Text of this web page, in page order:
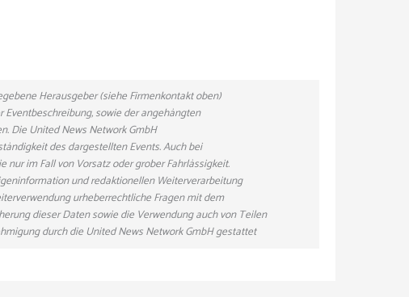
Herausgeber (siehe Firmenkontakt oben)
sowie der angehängten
Die United News Network GmbH
des dargestellten Events. Auch bei
im Fall von Vorsatz oder grober Fahrlässigkeit.
und redaktionellen Weiterverarbeitung
urheberrechtliche Fragen mit dem
dieser Daten sowie die Verwendung auch von Teilen
durch die United News Network GmbH gestattet